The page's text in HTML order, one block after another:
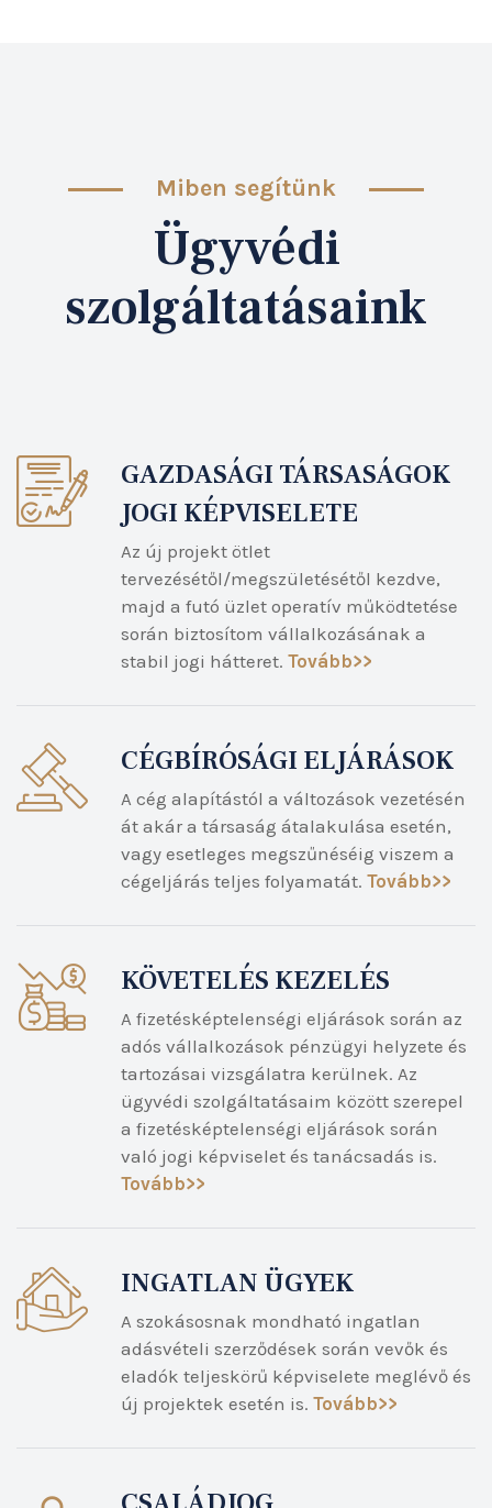
Miben segítünk
Ügyvédi
szolgáltatásaink
GAZDASÁGI TÁRSASÁGOK
JOGI KÉPVISELETE
Az új projekt ötlet
tervezésétől/megszületésétől kezdve,
majd a futó üzlet operatív működtetése
során biztosítom vállalkozásának a
stabil jogi hátteret. Tovább>>
CÉGBÍRÓSÁGI ELJÁRÁSOK
A cég alapítástól a változások vezetésén
át akár a társaság átalakulása esetén,
vagy esetleges megszűnéséig viszem a
cégeljárás teljes folyamatát. Tovább>>
KÖVETELÉS KEZELÉS
A fizetésképtelenségi eljárások során az
adós vállalkozások pénzügyi helyzete és
tartozásai vizsgálatra kerülnek. Az
ügyvédi szolgáltatásaim között szerepel
a fizetésképtelenségi eljárások során
való jogi képviselet és tanácsadás is.
Tovább>>
INGATLAN ÜGYEK
A szokásosnak mondható ingatlan
adásvételi szerződések során vevők és
eladók teljeskörű képviselete meglévő és
új projektek esetén is. Tovább>>